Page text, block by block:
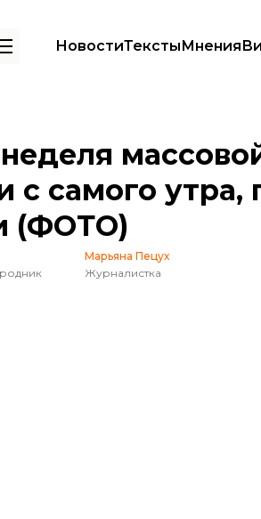
НовостиТекстыМнения
вакцинации в Киеве: очереди с самого
с самого
(ФОТО)
Марьяна Пецух
Журналистка